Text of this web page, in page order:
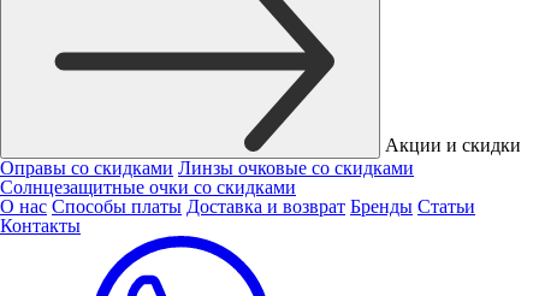
Акции и скидки
Оправы со скидками Линзы очковые со скидками
Солнцезащитные очки со скидками
О нас Способы платы Доставка и возврат Бренды Статьи
Контакты